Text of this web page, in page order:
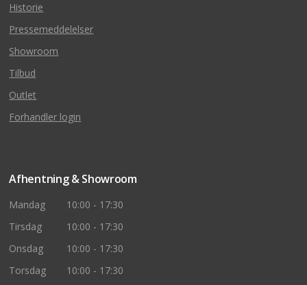
Historie
Pressemeddelelser
Showroom
Tilbud
Outlet
Forhandler login
Afhentning & Showroom
Mandag
10:00 - 17:30
Tirsdag
10:00 - 17:30
Onsdag
10:00 - 17:30
Torsdag
10:00 - 17:30